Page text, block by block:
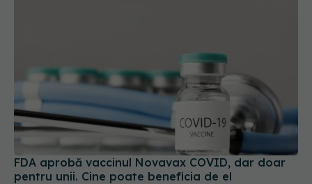
FDA aprobă vaccinul Novavax COVID, dar doar
pentru unii. Cine poate beneficia de el